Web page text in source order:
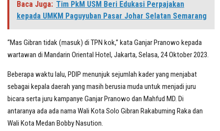
Baca Juga: Tim PkM USM Beri Edukasi Perpajakan
kepada UMKM Paguyuban Pasar Johar Selatan Semarang
“Mas Gibran tidak (masuk) di TPN kok,” kata Ganjar Pranowo kepada
wartawan di Mandarin Oriental Hotel, Jakarta, Selasa, 24 Oktober 2023.
Beberapa waktu lalu, PDIP menunjuk sejumlah kader yang menjabat
sebagai kepala daerah yang masih berusia muda untuk menjadi juru
bicara serta juru kampanye Ganjar Pranowo dan Mahfud MD. Di
antaranya ada ada nama Wali Kota Solo Gibran Rakabuming Raka dan
Wali Kota Medan Bobby Nasution.